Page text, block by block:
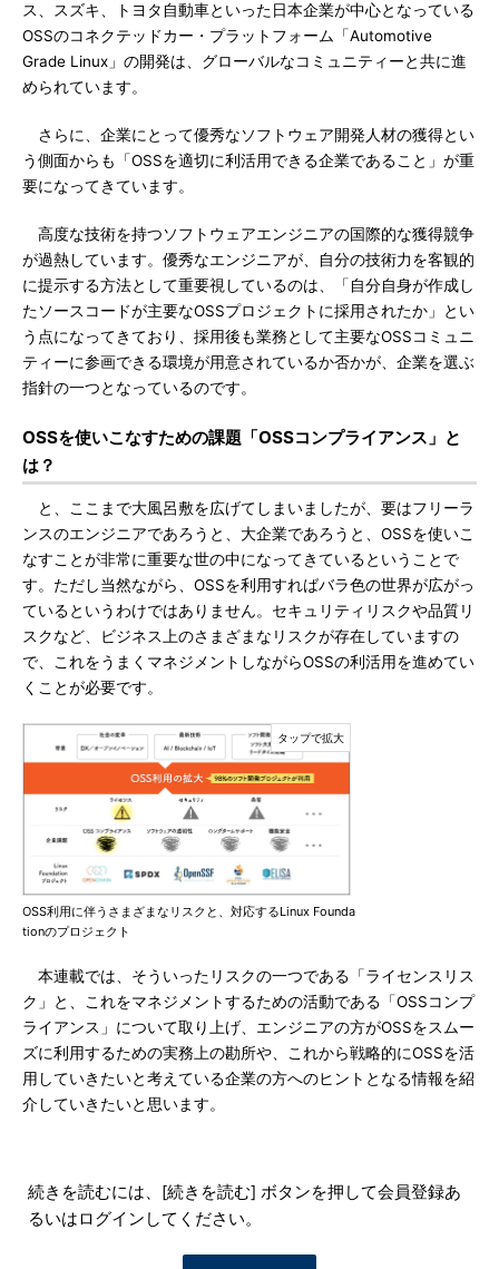
ス、スズキ、トヨタ自動車といった日本企業が中心となっている
OSSのコネクテッドカー・プラットフォーム「Automotive
Grade Linux」の開発は、グローバルなコミュニティーと共に進
められています。
さらに、企業にとって優秀なソフトウェア開発人材の獲得とい
う側面からも「OSSを適切に利活用できる企業であること」が重
要になってきています。
高度な技術を持つソフトウェアエンジニアの国際的な獲得競争
が過熱しています。優秀なエンジニアが、自分の技術力を客観的
に提示する方法として重要視しているのは、「自分自身が作成し
たソースコードが主要なOSSプロジェクトに採用されたか」とい
う点になってきており、採用後も業務として主要なOSSコミュニ
ティーに参画できる環境が用意されているか否かが、企業を選ぶ
指針の一つとなっているのです。
OSSを使いこなすための課題「OSSコンプライアンス」と
は？
と、ここまで大風呂敷を広げてしまいましたが、要はフリーラ
ンスのエンジニアであろうと、大企業であろうと、OSSを使いこ
なすことが非常に重要な世の中になってきているということで
す。ただし当然ながら、OSSを利用すればバラ色の世界が広がっ
ているというわけではありません。セキュリティリスクや品質リ
スクなど、ビジネス上のさまざまなリスクが存在していますの
で、これをうまくマネジメントしながらOSSの利活用を進めてい
くことが必要です。
OSS利用に伴うさまざまなリスクと、対応するLinux Founda
tionのプロジェクト
本連載では、そういったリスクの一つである「ライセンスリス
ク」と、これをマネジメントするための活動である「OSSコンプ
ライアンス」について取り上げ、エンジニアの方がOSSをスムー
ズに利用するための実務上の勘所や、これから戦略的にOSSを活
用していきたいと考えている企業の方へのヒントとなる情報を紹
介していきたいと思います。
続きを読むには、[続きを読む] ボタンを押して会員登録あ
るいはログインしてください。